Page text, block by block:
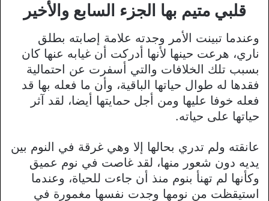
قلبي متيم بها الجزء السابع والأخير
وعندما تبينت الأمر وجدته علامة إصابته بطلق
ناري، هرعت حينها لأنها أدركت أن غيابه عنها كان
بسبب تلك الخلافات والتي أسفرت عن احتمالية
فقدها له طوال حياتها الباقية، وأن ما فعله بها قد
فعله خوفا عليها ومن أجل حمايتها أيضا، لقد آثر
حياتها على حياته.
عانقته ولم تدري بحالها إلا وهي غرقة في النوم بين
يديه دون شعور منها، لقد غاصت في نوم عميق
وكأنها لم تهنأ بنوم منذ أن جاءت للحياة، وعندما
استيقظت من نومها وجدت نفسها مغمورة في